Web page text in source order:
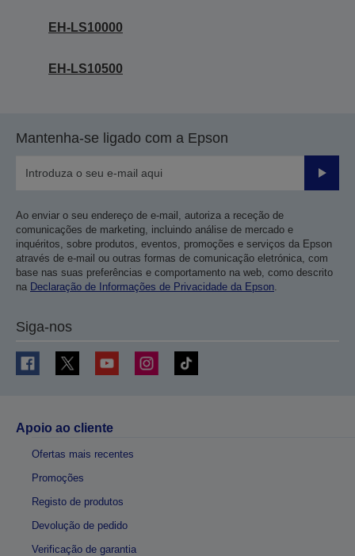
EH-LS10000
EH-LS10500
Mantenha-se ligado com a Epson
Enviar
Ao enviar o seu endereço de e-mail, autoriza a receção de
comunicações de marketing, incluindo análise de mercado e
inquéritos, sobre produtos, eventos, promoções e serviços da Epson
através de e-mail ou outras formas de comunicação eletrónica, com
base nas suas preferências e comportamento na web, como descrito
na Declaração de Informações de Privacidade da Epson.
Siga-nos
Apoio ao cliente
Ofertas mais recentes
Promoções
Registo de produtos
Devolução de pedido
Verificação de garantia